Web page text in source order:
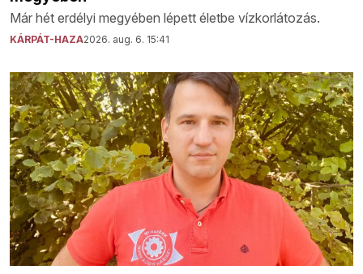
Már hét erdélyi megyében lépett életbe vízkorlátozás.
KÁRPÁT-HAZA2026. aug. 6. 15:41